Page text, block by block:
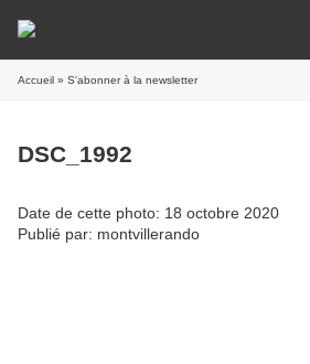
Accueil » S'abonner à la newsletter
DSC_1992
Date de cette photo: 18 octobre 2020
Publié par: montvillerando